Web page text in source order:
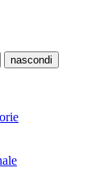
nascondi